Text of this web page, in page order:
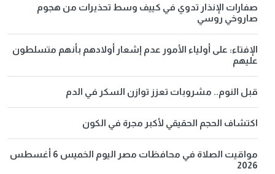
صفارات الإنذار تدوي في كييف وسط تحذيرات من هجوم
صاروخي روسي
الإفتاء: على أولياء الأمور عدم إشعار أولادهم بأنهم متسلطون
عليهم
قبل النوم.. مشروبات تعزز توازن السكر في الدم
اكتشاف الحجم الحقيقي لأكبر مجرة في الكون
مواقيت الصلاة في محافظات مصر اليوم الخميس 6 أغسطس
2026